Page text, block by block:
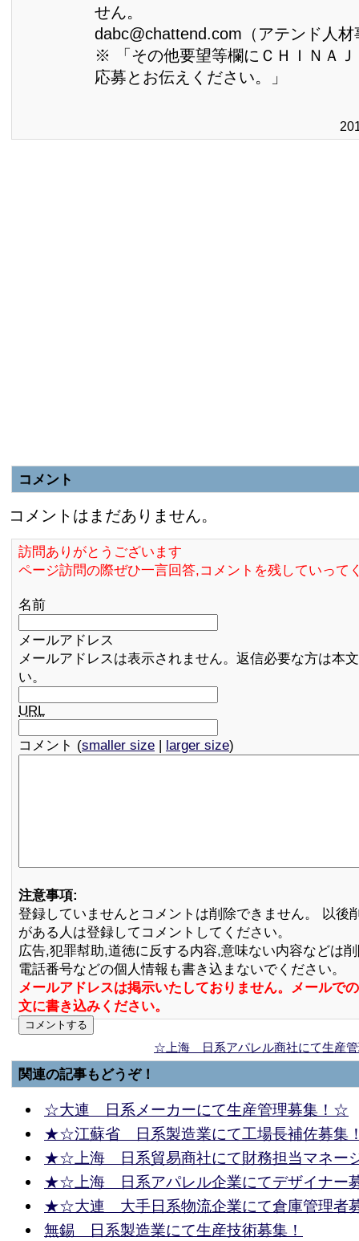
せん。
dabc@chattend.com（アテンド人材
※ 「その他要望等欄にＣＨＩＮＡ
応募とお伝えください。」
コメント
コメントはまだありません。
訪問ありがとうございます
ページ訪問の際ぜひ一言回答,コメントを残していって
名前
メールアドレス
メールアドレスは表示されません。返信必要な方は本
い。
URL
コメント (smaller size | larger size)
注意事項:
登録していませんとコメントは削除できません。 以後
がある人は登録してコメントしてください。
広告,犯罪幇助,道徳に反する内容,意味ない内容などは
電話番号などの個人情報も書き込まないでください。
メールアドレスは掲示いたしておりません。メールで
文に書き込みください。
☆上海 日系アパレル商社にて生産
関連の記事もどうぞ！
☆大連 日系メーカーにて生産管理募集！☆
★☆江蘇省 日系製造業にて工場長補佐募
★☆上海 日系貿易商社にて財務担当マネー
★☆上海 日系アパレル企業にてデザイナ
★☆大連 大手日系物流企業にて倉庫管理
無錫 日系製造業にて生産技術募集！